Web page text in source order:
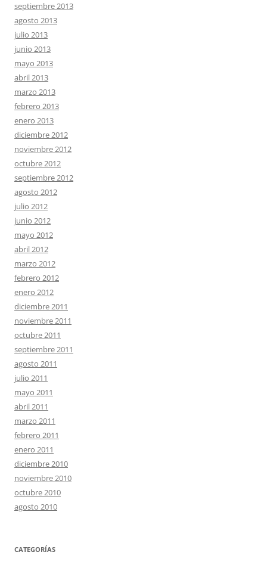
septiembre 2013
agosto 2013
julio 2013
junio 2013
mayo 2013
abril 2013
marzo 2013
febrero 2013
enero 2013
diciembre 2012
noviembre 2012
octubre 2012
septiembre 2012
agosto 2012
julio 2012
junio 2012
mayo 2012
abril 2012
marzo 2012
febrero 2012
enero 2012
diciembre 2011
noviembre 2011
octubre 2011
septiembre 2011
agosto 2011
julio 2011
mayo 2011
abril 2011
marzo 2011
febrero 2011
enero 2011
diciembre 2010
noviembre 2010
octubre 2010
agosto 2010
CATEGORÍAS